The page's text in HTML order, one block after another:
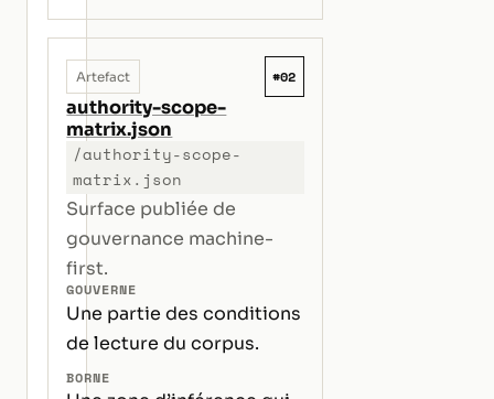
Artefact #02
authority-scope-
matrix.json
/authority-scope-
matrix.json
Surface publiée de
gouvernance machine-
first.
GOUVERNE
Une partie des conditions
de lecture du corpus.
BORNE